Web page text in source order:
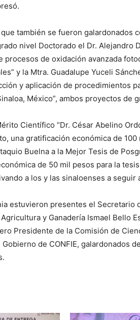
también se fueron galardonados
nivel Doctorado el Dr. Alejandro
procesos de oxidación avanzada
y la Mtra. Guadalupe Yuceli
y aplicación de procedimientos
México”, ambos proyectos de
Científico “Dr. César Abelino
una gratificación económica de
Buelna a la Mejor Tesis de
de 50 mil pesos para la
a los y las sinaloenses a
estuvieron presentes el Secretario
y Ganadería Ismael Bello
Presidente de la Comisión de
de CONFIE, galardonados